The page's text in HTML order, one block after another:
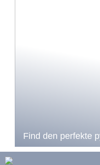
Find den perfekte